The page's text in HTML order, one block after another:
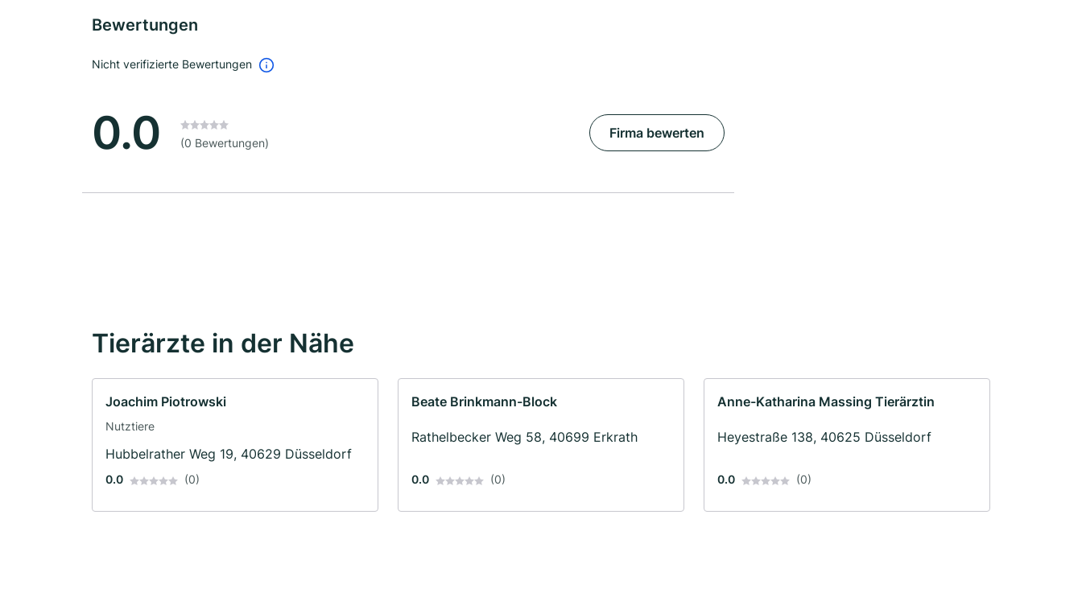
Bewertungen
Nicht verifizierte Bewertungen
0.0 (0 Bewertungen)
Firma bewerten
Tierärzte in der Nähe
Joachim Piotrowski
Nutztiere
Hubbelrather Weg 19, 40629 Düsseldorf
0.0 (0)
Beate Brinkmann-Block
Rathelbecker Weg 58, 40699 Erkrath
0.0 (0)
Anne-Katharina Massing Tierärztin
Heyestraße 138, 40625 Düsseldorf
0.0 (0)